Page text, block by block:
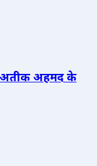
अतीक अहमद के